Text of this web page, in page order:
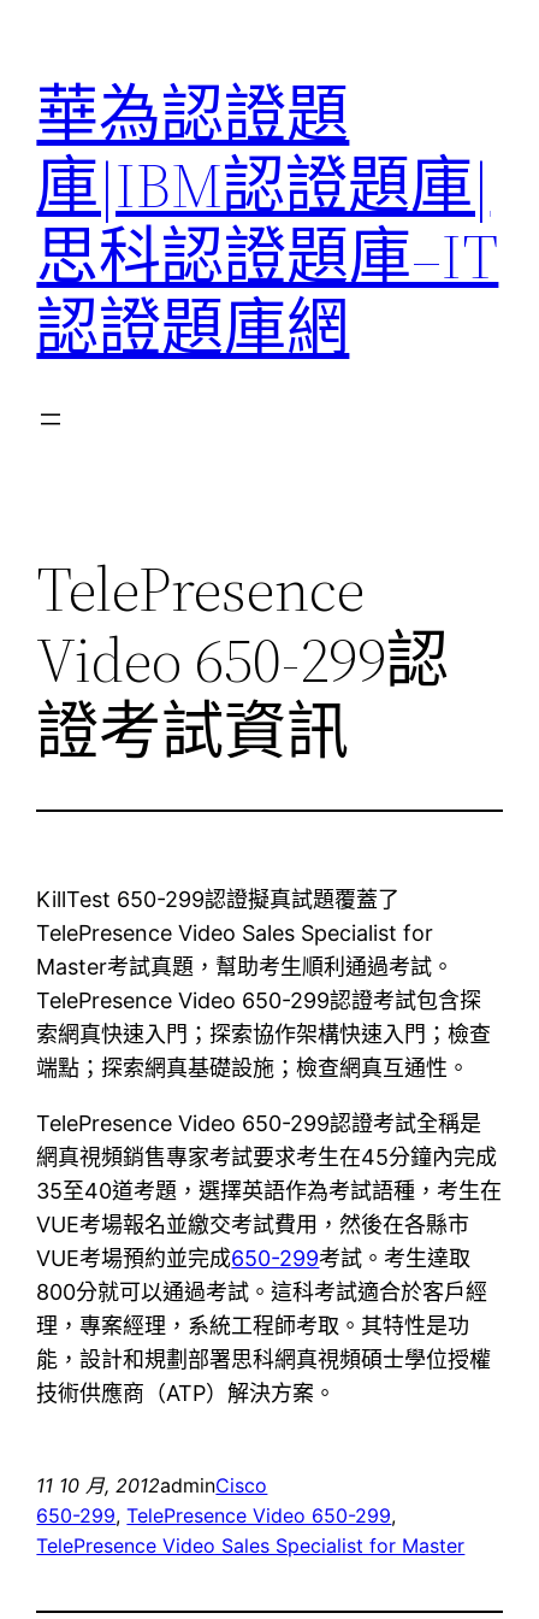
華為認證題
庫|IBM認證題庫|
思科認證題庫–IT
認證題庫網
TelePresence
Video 650-299認
證考試資訊
KillTest 650-299認證擬真試題覆蓋了
TelePresence Video Sales Specialist for
Master考試真題，幫助考生順利通過考試。
TelePresence Video 650-299認證考試包含探
索網真快速入門；探索協作架構快速入門；檢查
端點；探索網真基礎設施；檢查網真互通性。
TelePresence Video 650-299認證考試全稱是
網真視頻銷售專家考試要求考生在45分鐘內完成
35至40道考題，選擇英語作為考試語種，考生在
VUE考場報名並繳交考試費用，然後在各縣市
VUE考場預約並完成650-299考試。考生達取
800分就可以通過考試。這科考試適合於客戶經
理，專案經理，系統工程師考取。其特性是功
能，設計和規劃部署思科網真視頻碩士學位授權
技術供應商（ATP）解決方案。
11 10 月, 2012adminCisco
650-299, TelePresence Video 650-299
TelePresence Video Sales Specialist for Master